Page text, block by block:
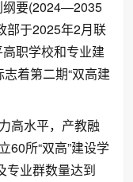
纲要(2024—2035
部于2025年2月联
职学校和专业建
着第二期“双高建
高水平，产教融
60所“双高”建设学
专业群数量达到